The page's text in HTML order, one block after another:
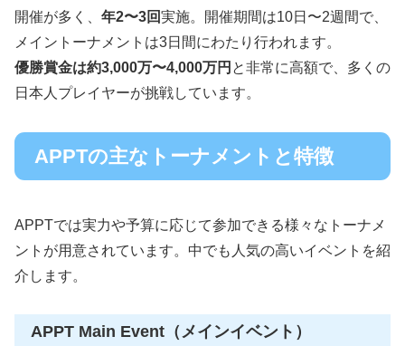
開催が多く、 年2〜3回実施。開催期間は10日〜2週間で、
メイントーナメントは3日間にわたり行われます。
優勝賞金は約3,000万〜4,000万円 と非常に高額で、多くの
日本人プレイヤーが挑戦しています。
APPTの主なトーナメントと特徴
APPTでは実力や予算に応じて参加できる様々なトーナメ
ントが用意されています。中でも人気の高いイベントを紹
介します。
APPT Main Event（メインイベント）